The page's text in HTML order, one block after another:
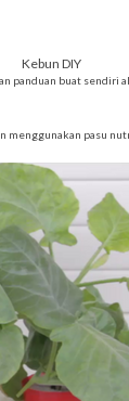
Kebun DIY
panduan buat sendiri
menggunakan pasu